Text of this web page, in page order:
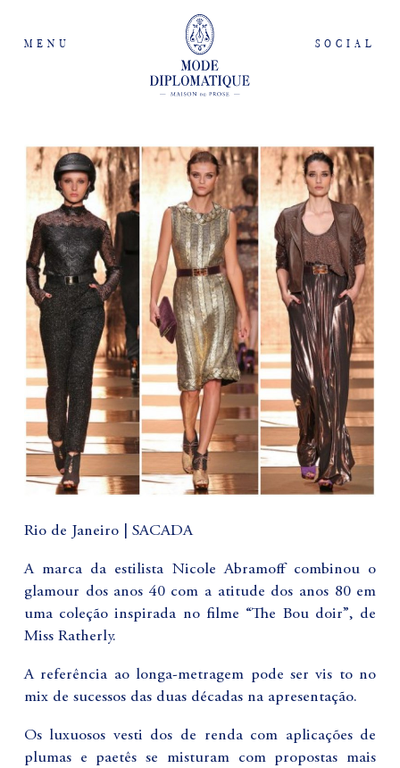
MENU SOCIAL
Rio de Janeiro | SACADA
A marca da estilista Nicole Abramoff combinou o
glamour dos anos 40 com a atitude dos anos 80 em
uma coleção inspirada no filme “The Bou doir”, de
Miss Ratherly.
A referência ao longa-metragem pode ser vis to no
mix de sucessos das duas décadas na apresentação.
Os luxuosos vesti dos de renda com aplicações de
plumas e paetês se misturam com propostas mais